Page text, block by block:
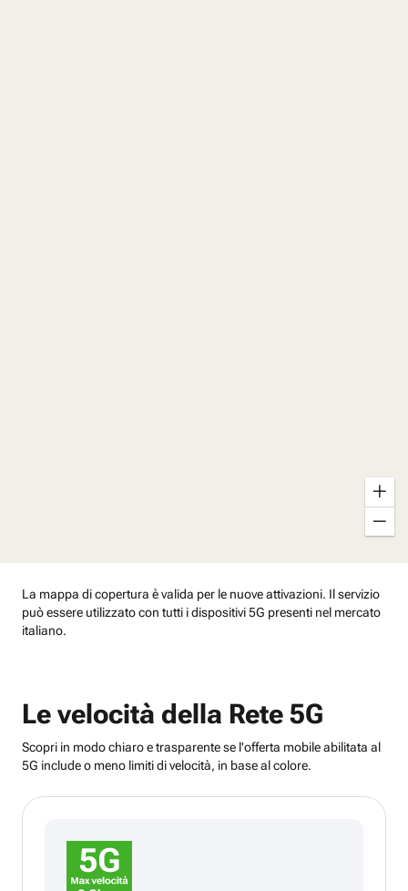
La mappa di copertura è valida per le nuove attivazioni. Il servizio
può essere utilizzato con tutti i dispositivi 5G presenti nel mercato
italiano.
Le velocità della Rete 5G
Scopri in modo chiaro e trasparente se l'offerta mobile abilitata al
5G include o meno limiti di velocità, in base al colore.